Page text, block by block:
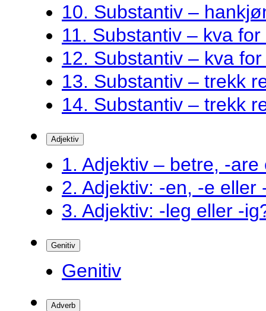
10. Substantiv –
11. Substantiv – kva
12. Substantiv – kva
13. Substantiv – trekk
14. Substantiv – trekk
Adjektiv
1. Adjektiv – betre, -are
2. Adjektiv: -en, -e eller
3. Adjektiv: -leg eller -
Genitiv
Genitiv
Adverb